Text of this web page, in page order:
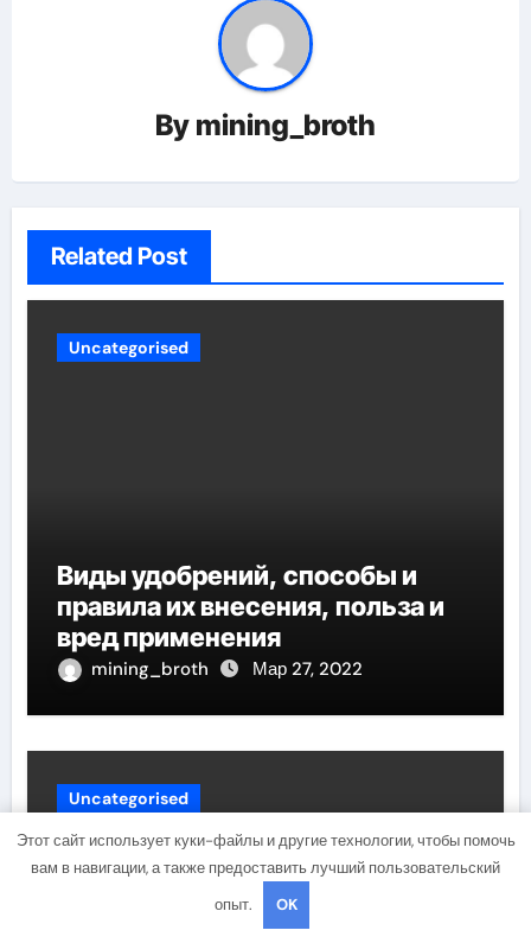
By mining_broth
Related Post
Uncategorised
Виды удобрений, способы и
правила их внесения, польза и
вред применения
mining_broth Мар 27, 2022
Uncategorised
Этот сайт использует куки-файлы и другие технологии, чтобы помочь
вам в навигации, а также предоставить лучший пользовательский
опыт.
OK